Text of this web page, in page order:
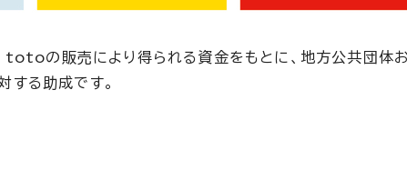
totoの販売により得られる資金をもとに、地方公共団体
する助成です。